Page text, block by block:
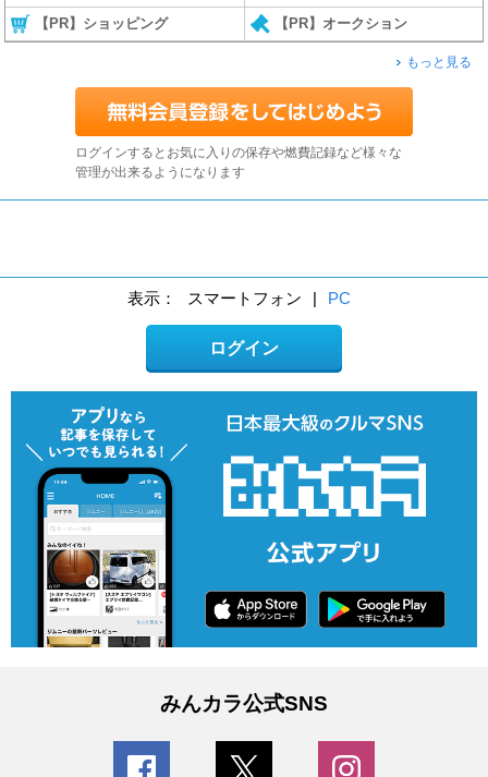
【PR】ショッピング 【PR】オークション
もっと見る
ログインするとお気に入りの保存や燃費記録など様々な
管理が出来るようになります
表示： スマートフォン | PC
ログイン
みんカラ公式SNS